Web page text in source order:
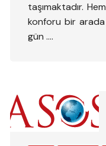
taşımaktadır.
konforu bir
gün ….